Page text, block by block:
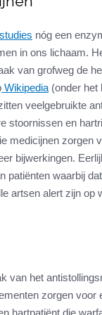
nóg een
in ons lichaam.
van grofweg de
Wikipedia (onder het
veelgebruikte
stoornissen en
medicijnen zorgen
bijwerkingen.
patiënten waarbij
artsen alert zijn op
van het
zorgen voor